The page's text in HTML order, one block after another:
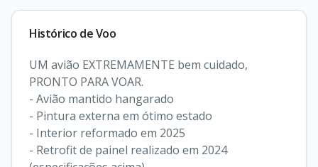
Histórico de Voo
UM avião EXTREMAMENTE bem cuidado,
PRONTO PARA VOAR.
- Avião mantido hangarado
- Pintura externa em ótimo estado
- Interior reformado em 2025
- Retrofit de painel realizado em 2024